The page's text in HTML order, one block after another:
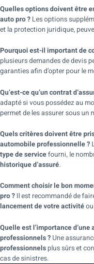
Quelles options doivent être
auto pro ?Les options
et la protection juridique,
Pourquoi est-il important de
plusieurs demandes de devis
garanties afin d’opter pour le
Qu’est-ce qu’un contrat
adapté si vous possédez au
permet de les assurer sous un
Quels critères doivent être
automobile professionnelle ?
type de servicefourni, le
historique d’assuré.
Comment choisir le bon
pro ?Il est recommandé de
lancement de votre activité
Quelle est l’importance
professionnels ?Une
professionnelsplus sûrs et
cas de sinistres.